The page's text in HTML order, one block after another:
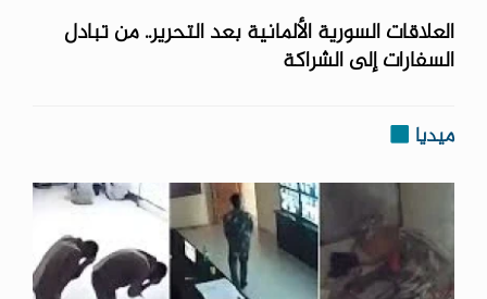
العلاقات السورية الألمانية بعد التحرير.. من تبادل
السفارات إلى الشراكة
ميديا